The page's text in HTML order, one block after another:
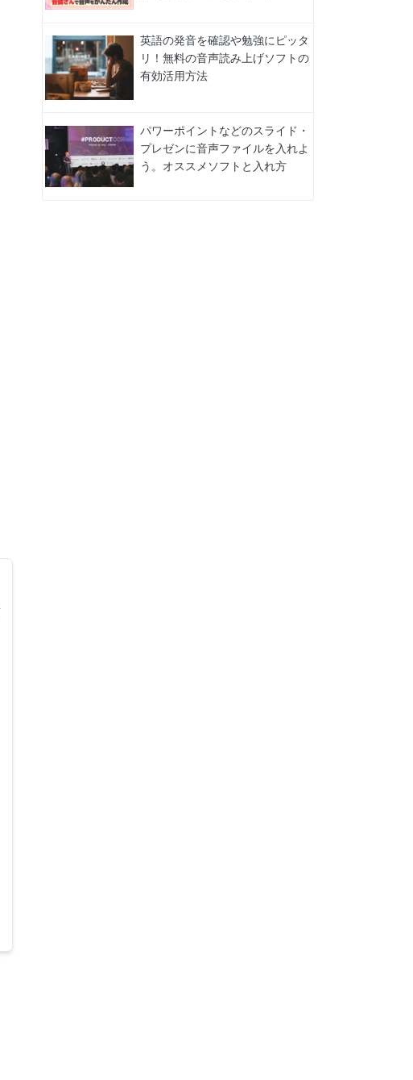
英語の発音を確認や勉強にピッタ
リ！無料の音声読み上げソフトの
有効活用方法
パワーポイントなどのスライド・
プレゼンに音声ファイルを入れよ
う。オススメソフトと入れ方